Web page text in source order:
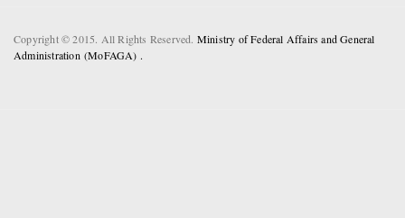
Copyright © 2015. All Rights Reserved. Ministry of Federal Affairs and General
Administration (MoFAGA) .